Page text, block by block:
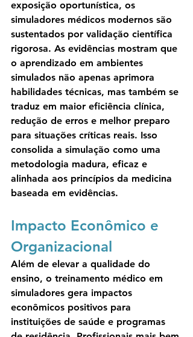
exposição oportunística, os
simuladores médicos modernos são
sustentados por validação científica
rigorosa. As evidências mostram que
o aprendizado em ambientes
simulados não apenas aprimora
habilidades técnicas, mas também se
traduz em maior eficiência clínica,
redução de erros e melhor preparo
para situações críticas reais. Isso
consolida a simulação como uma
metodologia madura, eficaz e
alinhada aos princípios da medicina
baseada em evidências.
Impacto Econômico e
Organizacional
Além de elevar a qualidade do
ensino, o treinamento médico em
simuladores gera impactos
econômicos positivos para
instituições de saúde e programas